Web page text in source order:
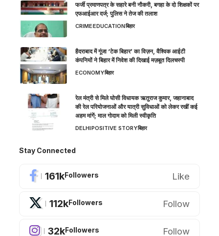
फर्जी प्रमाणपत्र के सहारे बनी नौकरी, बगहा के दो शिक्षकों पर
एफआईआर दर्ज; पुलिस ने तेज की तलाश
CRIMEEDUCATIONबिहार
हैदराबाद में गूंजा ‘टेक बिहार’ का विज़न, वैश्विक आईटी
कंपनियों ने बिहार में निवेश की दिखाई मज़बूत दिलचस्पी
ECONOMYबिहार
रेल मंत्री से मिले घोसी विधायक ऋतुराज कुमार, जहानाबाद
की रेल परियोजनाओं और यात्री सुविधाओं को लेकर रखीं कई
अहम मांगें; माल गोदाम को मिली स्वीकृति
DELHIPOSITIVE STORYबिहार
Stay Connected
161kFollowers Like
112kFollowers Follow
32kFollowers Follow